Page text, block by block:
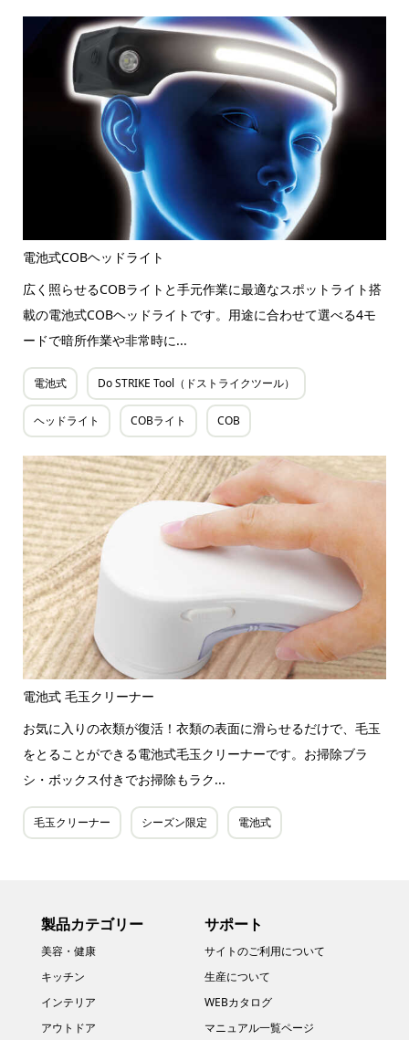
電池式COBヘッドライト
広く照らせるCOBライトと手元作業に最適なスポットライト搭
載の電池式COBヘッドライトです。用途に合わせて選べる4モ
ードで暗所作業や非常時に...
電池式 Do STRIKE Tool（ドストライクツール）
ヘッドライト COBライト COB
電池式 毛玉クリーナー
お気に入りの衣類が復活！衣類の表面に滑らせるだけで、毛玉
をとることができる電池式毛玉クリーナーです。お掃除ブラ
シ・ボックス付きでお掃除もラク...
毛玉クリーナー シーズン限定 電池式
製品カテゴリー
美容・健康
キッチン
インテリア
アウトドア
サポート
サイトのご利用について
生産について
WEBカタログ
マニュアル一覧ページ